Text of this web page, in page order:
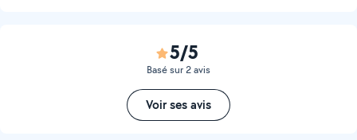
5/5
Basé sur 2 avis
Voir ses avis